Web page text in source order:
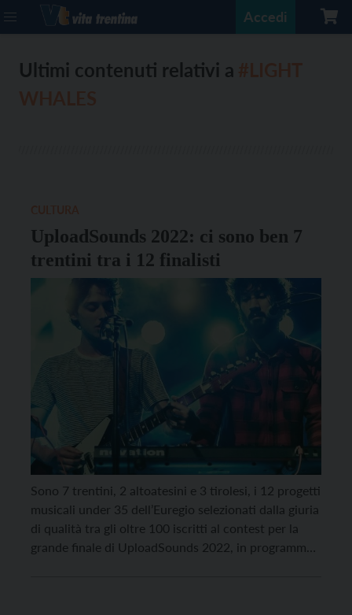
Accedi
Ultimi contenuti relativi a
UploadSounds 2022: ci sono ben 7
trentini tra i 12 finalisti
Sono 7 trentini, 2 altoatesini e 3 tirolesi, i 12 progetti
musicali under 35 dell’Euregio selezionati dalla giuria
di qualità tra gli oltre 100 iscritti al contest per la
grande finale di UploadSounds 2022, in programma